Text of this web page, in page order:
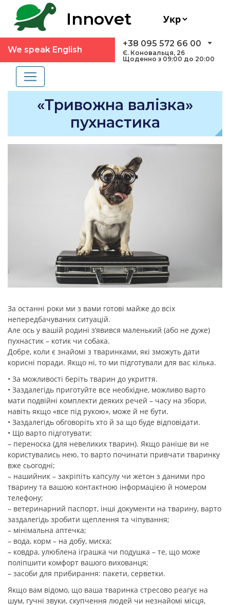
Innovet
We speak English
+38 095 572 66 00
Є. Коновальця, 26
Щоденно з 09:00 до 20:00
«Тривожна валізка»
пухнастика
За останні роки ми з вами готові майже до всіх
непередбачуваних ситуацій.
Але ось у вашій родині зʼявився маленький (або не дуже)
пухнастик – котик чи собака.
Добре, коли є знайомі з тваринками, які зможуть дати
корисні поради. Якщо ні, то ми підготували для вас кілька.
• За можливості беріть тварин до укриття.
• Заздалегідь приготуйте все необхідне, можливо варто
мати подвійні комплекти деяких речей – часу на збори,
навіть якщо «все під рукою», може й не бути.
• Заздалегідь обговоріть хто й за що буде відповідати.
• Що варто підготувати:
– переноска (для невеликих тварин). Якщо раніше ви не
користувались нею, то варто починати привчати тваринку
вже сьогодні;
– нашийник – закріпіть капсулу чи жетон з даними про
тварину та вашою контактною інформацією й номером
телефону;
– ветеринарний паспорт, інші документи на тварину, варто
заздалегідь зробити щеплення та чіпування;
– мінімальна аптечка;
– вода, корм – на добу, миска;
– ковдра, улюблена іграшка чи подушка – те, що може
поліпшити комфорт вашого вихованця;
– засоби для прибирання: пакети, серветки.
Якщо вам відомо, що ваша тваринка стресово реагує на
шум, гучні звуки, скупчення людей чи незнайомі місця,